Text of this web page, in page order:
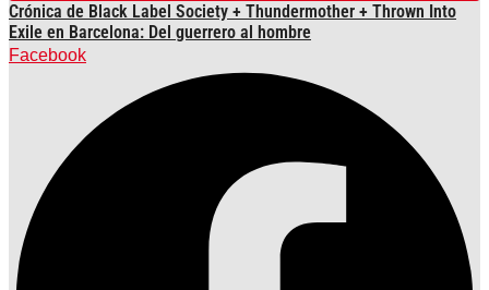
Crónica de Black Label Society + Thundermother + Thrown Into
Exile en Barcelona: Del guerrero al hombre
Facebook